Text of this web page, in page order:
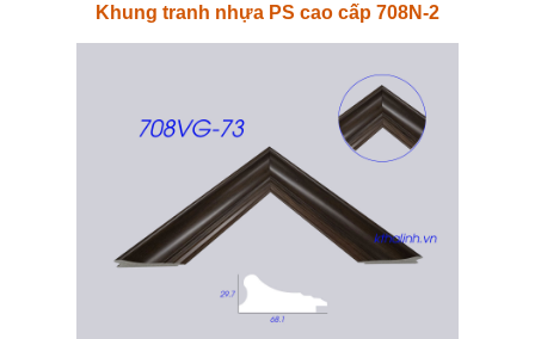
Khung tranh nhựa PS cao cấp 708N-2